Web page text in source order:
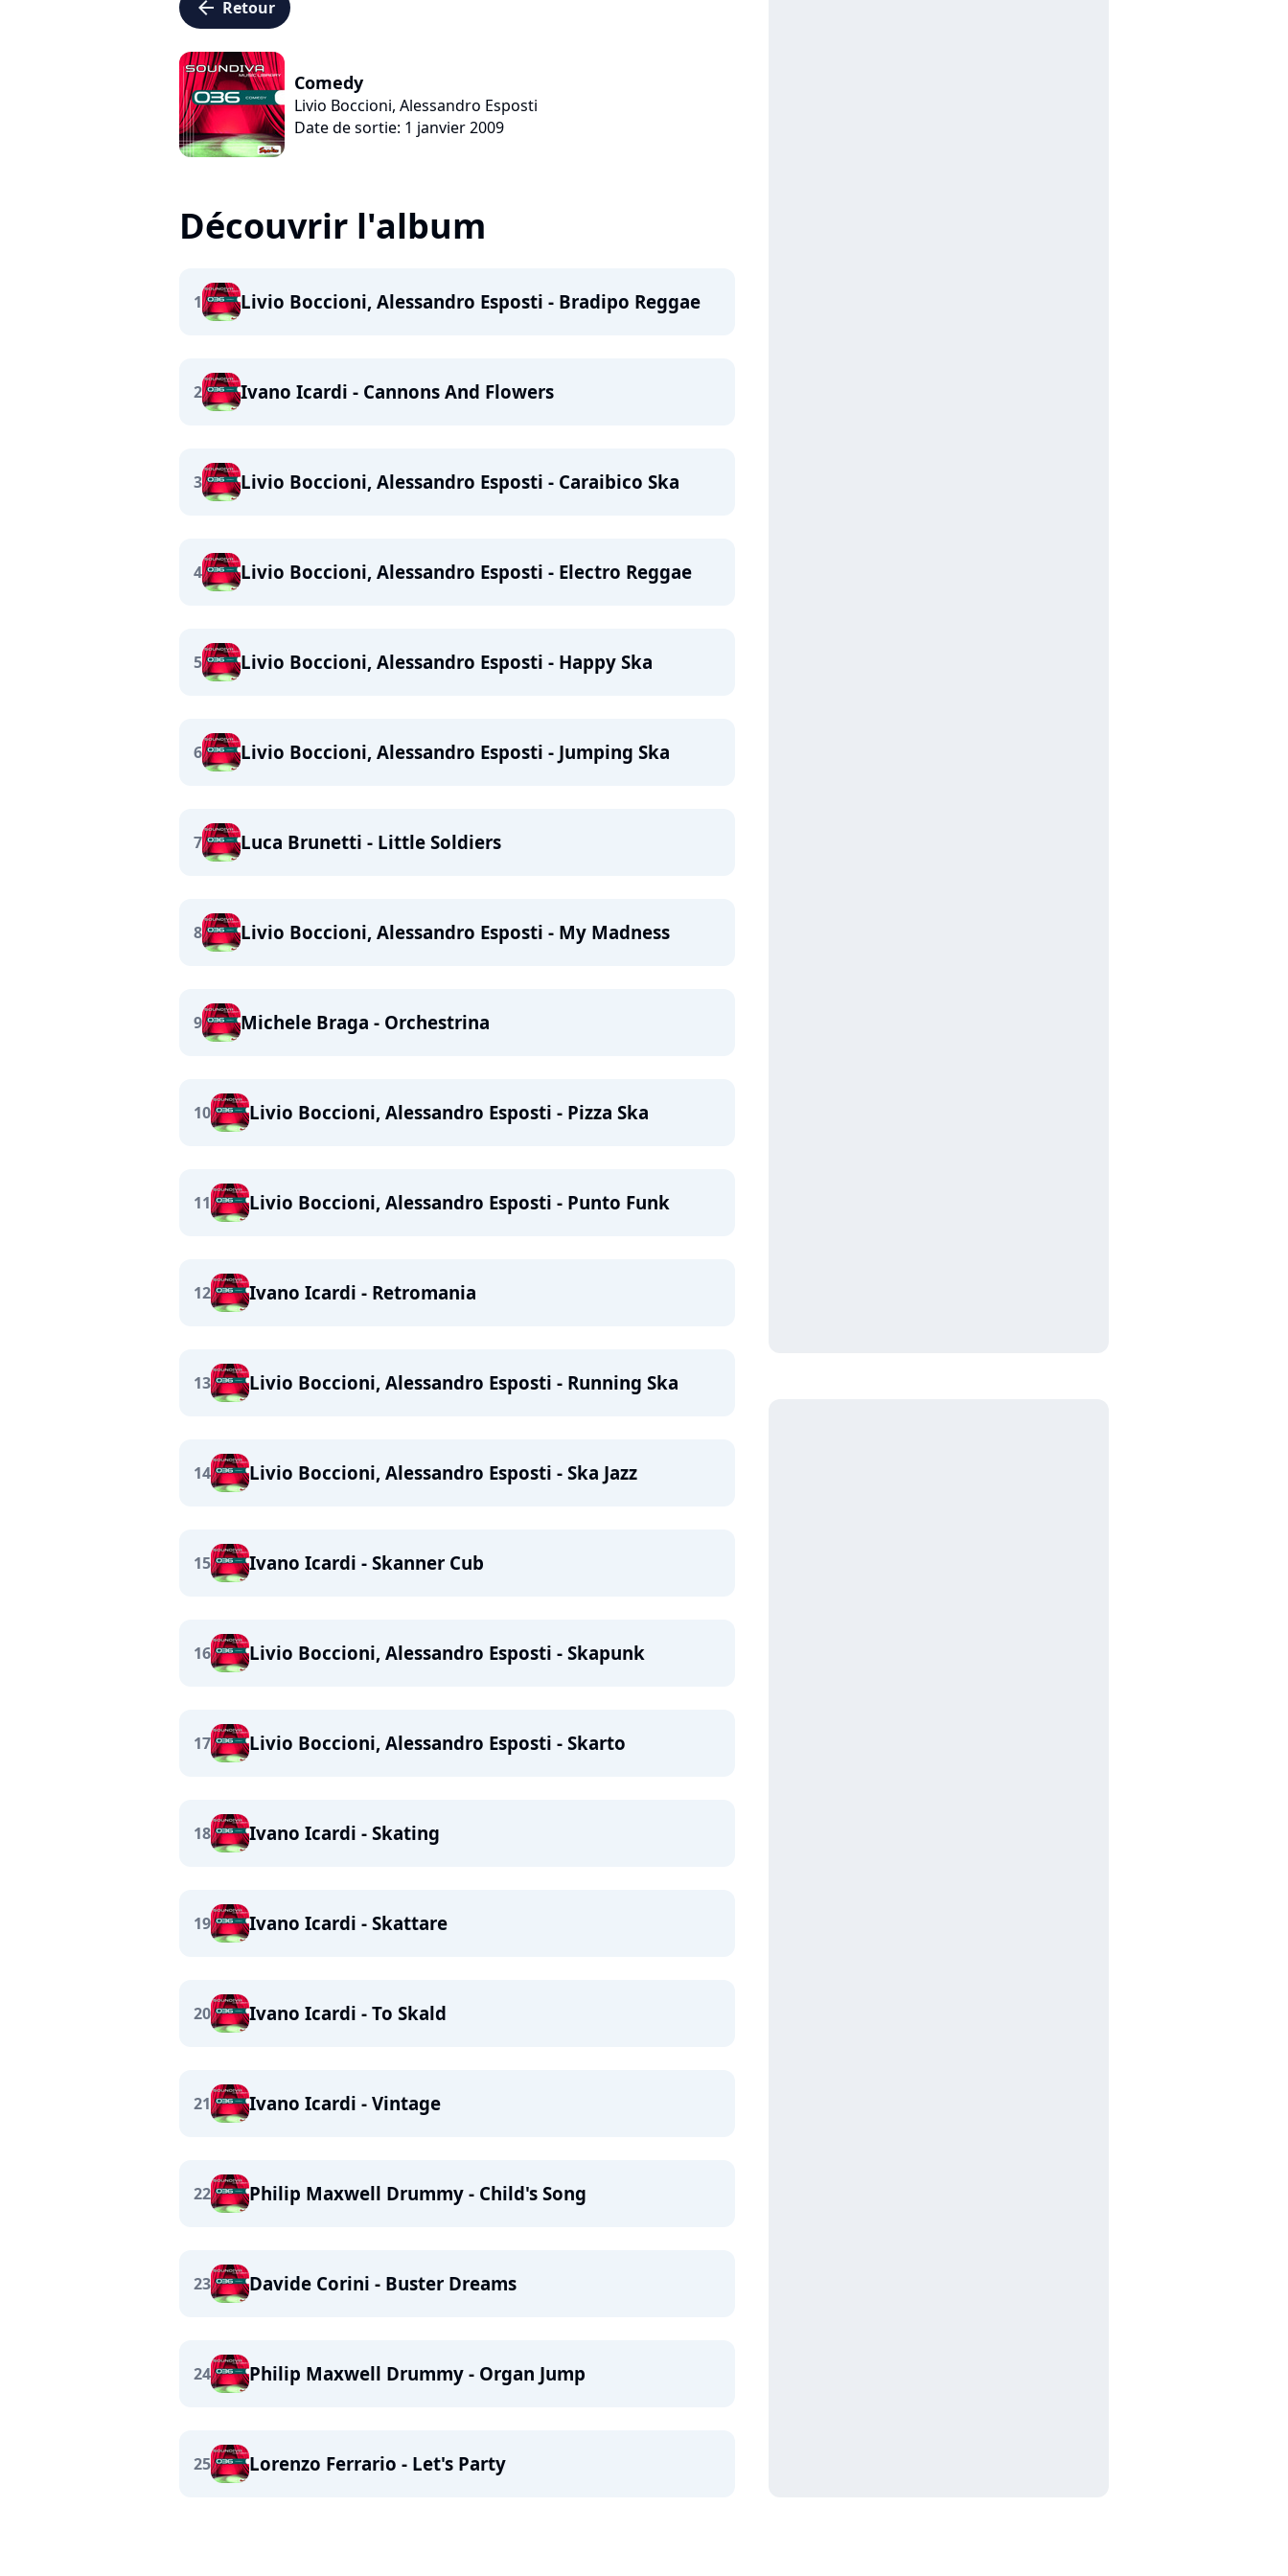
arrow_left Retour
Comedy
Livio Boccioni, Alessandro Esposti
Date de sortie: 1 janvier 2009
Découvrir l'album
1 Livio Boccioni, Alessandro Esposti - Bradipo Reggae
2 Ivano Icardi - Cannons And Flowers
3 Livio Boccioni, Alessandro Esposti - Caraibico Ska
4 Livio Boccioni, Alessandro Esposti - Electro Reggae
5 Livio Boccioni, Alessandro Esposti - Happy Ska
6 Livio Boccioni, Alessandro Esposti - Jumping Ska
7 Luca Brunetti - Little Soldiers
8 Livio Boccioni, Alessandro Esposti - My Madness
9 Michele Braga - Orchestrina
10 Livio Boccioni, Alessandro Esposti - Pizza Ska
11 Livio Boccioni, Alessandro Esposti - Punto Funk
12 Ivano Icardi - Retromania
13 Livio Boccioni, Alessandro Esposti - Running Ska
14 Livio Boccioni, Alessandro Esposti - Ska Jazz
15 Ivano Icardi - Skanner Cub
16 Livio Boccioni, Alessandro Esposti - Skapunk
17 Livio Boccioni, Alessandro Esposti - Skarto
18 Ivano Icardi - Skating
19 Ivano Icardi - Skattare
20 Ivano Icardi - To Skald
21 Ivano Icardi - Vintage
22 Philip Maxwell Drummy - Child's Song
23 Davide Corini - Buster Dreams
24 Philip Maxwell Drummy - Organ Jump
25 Lorenzo Ferrario - Let's Party